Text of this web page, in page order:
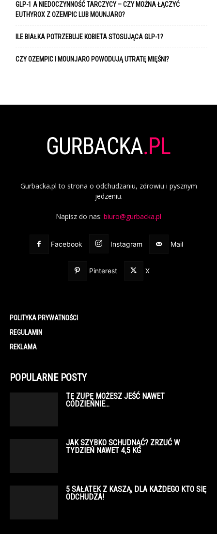
GLP-1 A NIEDOCZYNNOŚĆ TARCZYCY – CZY MOŻNA ŁĄCZYĆ
EUTHYROX Z OZEMPIC LUB MOUNJARO?
ILE BIAŁKA POTRZEBUJE KOBIETA STOSUJĄCA GLP-1?
CZY OZEMPIC I MOUNJARO POWODUJĄ UTRATĘ MIĘŚNI?
Gurbacka.pl to strona o odchudzaniu, zdrowiu i pysznym
jedzeniu.
Napisz do nas: biuro@gurbacka.pl
Facebook Instagram Mail
Pinterest X
POLITYKA PRYWATNOŚCI
REGULAMIN
REKLAMA
POPULARNE POSTY
TĘ ZUPĘ MOŻESZ JEŚĆ NAWET
CODZIENNIE…
JAK SZYBKO SCHUDNĄĆ? ZRZUĆ W
TYDZIEŃ NAWET 4,5 KG
5 SAŁATEK Z KASZĄ, DLA KAŻDEGO KTO SIĘ
ODCHUDZA!